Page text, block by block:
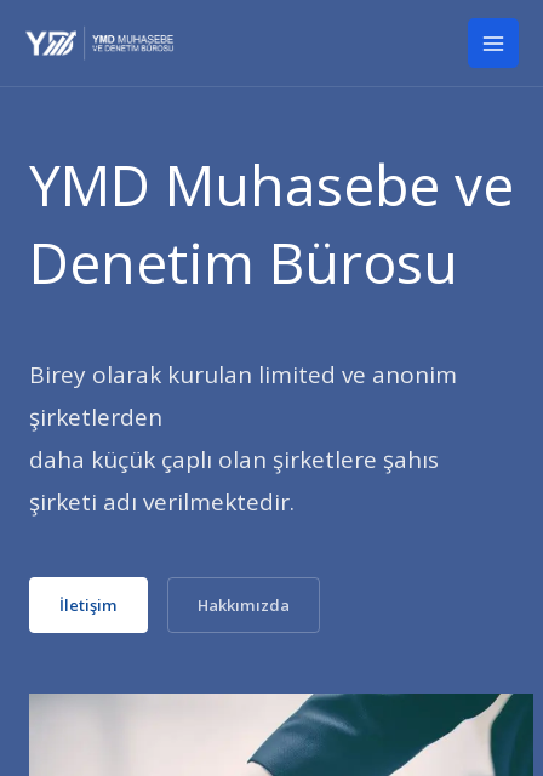
Main
YMD Muhasebe ve
Denetim Bürosu
Birey olarak kurulan limited ve anonim
şirketlerden
daha küçük çaplı olan şirketlere şahıs
şirketi adı verilmektedir.
İletişim Hakkımızda